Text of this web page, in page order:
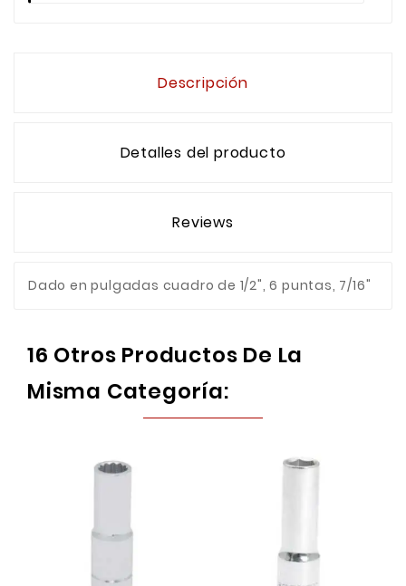
Descripción
Detalles del producto
Reviews
Dado en pulgadas cuadro de 1/2", 6 puntas, 7/16"
16 Otros Productos De La
Misma Categoría: